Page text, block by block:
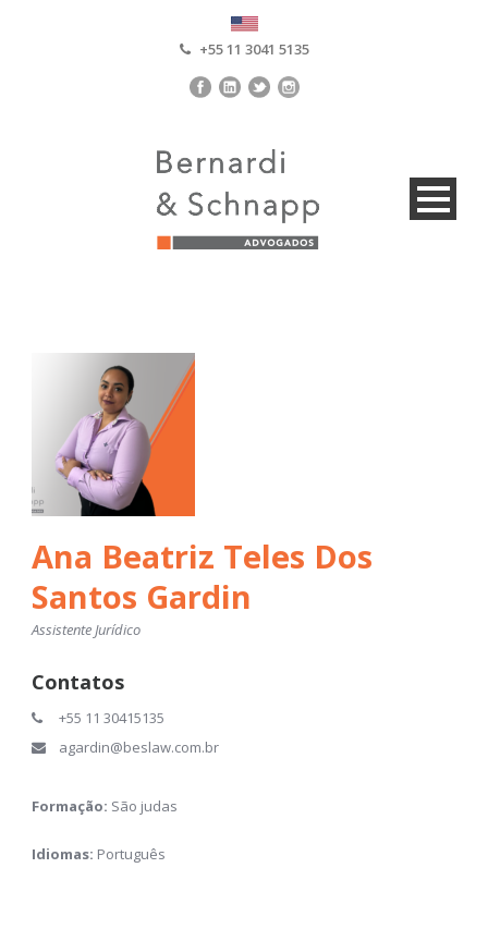
+55 11 3041 5135
Ana Beatriz Teles Dos
Santos Gardin
Assistente Jurídico
Contatos
+55 11 30415135
agardin@beslaw.com.br
Formação: São judas
Idiomas: Português